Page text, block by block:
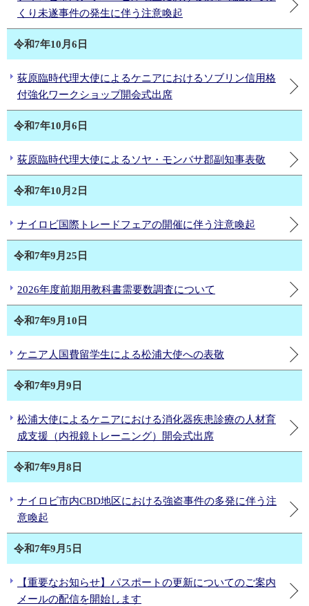
くり未遂事件の発生に伴う注意喚起
令和7年10月6日
荻原臨時代理大使によるケニアにおけるソブリン信用格
付強化ワークショップ開会式出席
令和7年10月6日
荻原臨時代理大使によるソヤ・モンバサ郡副知事表敬
令和7年10月2日
ナイロビ国際トレードフェアの開催に伴う注意喚起
令和7年9月25日
2026年度前期用教科書需要数調査について
令和7年9月10日
ケニア人国費留学生による松浦大使への表敬
令和7年9月9日
松浦大使によるケニアにおける消化器疾患診療の人材育
成支援（内視鏡トレーニング）開会式出席
令和7年9月8日
ナイロビ市内CBD地区における強盗事件の多発に伴う注
意喚起
令和7年9月5日
【重要なお知らせ】パスポートの更新についてのご案内
メールの配信を開始します